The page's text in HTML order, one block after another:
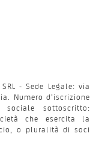
- Sede Legale: via
Numero d’iscrizione
sociale sottoscritto:
che esercita la
o pluralità di soci